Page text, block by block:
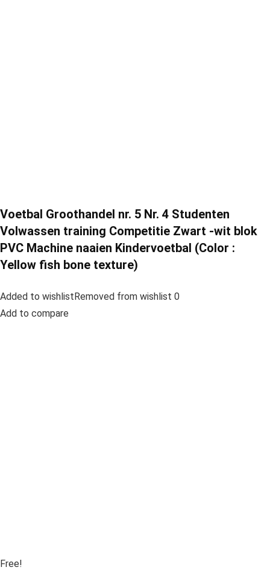
Voetbal Groothandel nr. 5 Nr. 4 Studenten
Volwassen training Competitie Zwart -wit blok
PVC Machine naaien Kindervoetbal (Color :
Yellow fish bone texture)
Added to wishlistRemoved from wishlist 0
Add to compare
Free!